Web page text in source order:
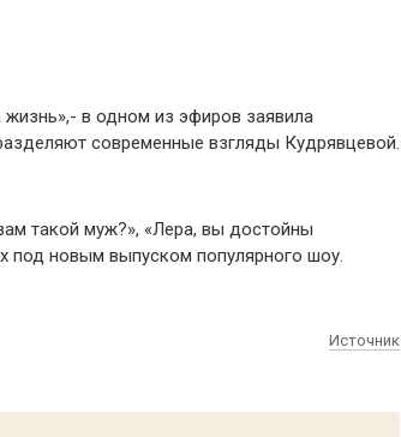
в одном из эфиров заявила
современные взгляды Кудрявцевой.
такой муж?», «Лера, вы достойны
под новым выпуском популярного шоу.
Источник